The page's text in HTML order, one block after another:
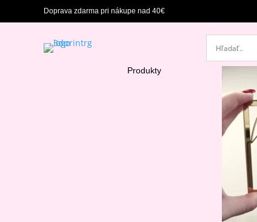
Doprava zdarma pri nákupe nad 40€
Produkty